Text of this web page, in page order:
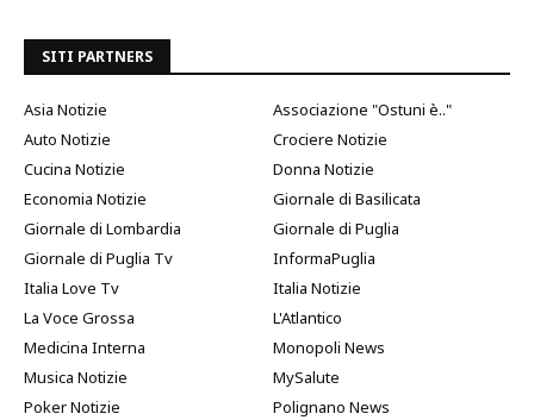
SITI PARTNERS
Asia Notizie
Associazione "Ostuni è.."
Auto Notizie
Crociere Notizie
Cucina Notizie
Donna Notizie
Economia Notizie
Giornale di Basilicata
Giornale di Lombardia
Giornale di Puglia
Giornale di Puglia Tv
InformaPuglia
Italia Love Tv
Italia Notizie
La Voce Grossa
L'Atlantico
Medicina Interna
Monopoli News
Musica Notizie
MySalute
Poker Notizie
Polignano News